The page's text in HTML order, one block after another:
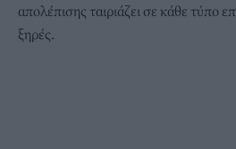
απολέπισης ταιριάζει σε κάθε τύπο
ξηρές.